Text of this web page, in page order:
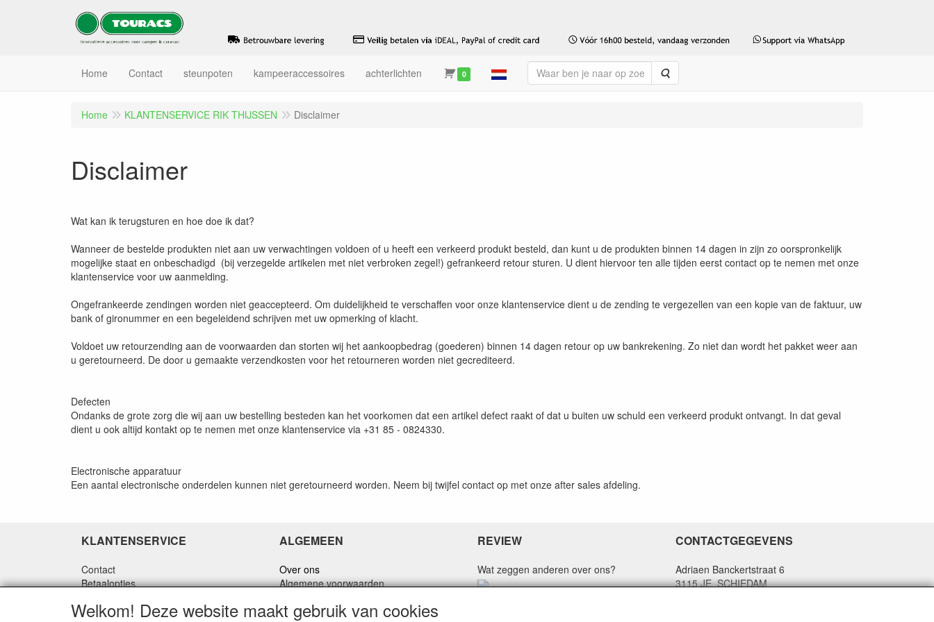
Home Contact steunpoten kampeeraccessoires achterlichten 0 Zoeken
Home KLANTENSERVICE RIK THIJSSEN Disclaimer
Disclaimer
Wat kan ik terugsturen en hoe doe ik dat?
Wanneer de bestelde produkten niet aan uw verwachtingen voldoen of u heeft een verkeerd produkt besteld, dan kunt u de produkten binnen 14 dagen in zijn zo oorspronkelijk
mogelijke staat en onbeschadigd (bij verzegelde artikelen met niet verbroken zegel!) gefrankeerd retour sturen. U dient hiervoor ten alle tijden eerst contact op te nemen met onze
klantenservice voor uw aanmelding.
Ongefrankeerde zendingen worden niet geaccepteerd. Om duidelijkheid te verschaffen voor onze klantenservice dient u de zending te vergezellen van een kopie van de faktuur, uw
bank of gironummer en een begeleidend schrijven met uw opmerking of klacht.
Voldoet uw retourzending aan de voorwaarden dan storten wij het aankoopbedrag (goederen) binnen 14 dagen retour op uw bankrekening. Zo niet dan wordt het pakket weer aan
u geretourneerd. De door u gemaakte verzendkosten voor het retourneren worden niet gecrediteerd.
Defecten
Ondanks de grote zorg die wij aan uw bestelling besteden kan het voorkomen dat een artikel defect raakt of dat u buiten uw schuld een verkeerd produkt ontvangt. In dat geval
dient u ook altijd kontakt op te nemen met onze klantenservice via +31 85 - 0824330.
Electronische apparatuur
Een aantal electronische onderdelen kunnen niet geretourneerd worden. Neem bij twijfel contact op met onze after sales afdeling.
KLANTENSERVICE
Contact
Betaalopties
Retourneren
ALGEMEEN
Over ons
Algemene voorwaarden
Disclaimer
REVIEW
Wat zeggen anderen over ons?
CONTACTGEGEVENS
Adriaen Banckertstraat 6
3115 JE SCHIEDAM
Welkom! Deze website maakt gebruik van cookies